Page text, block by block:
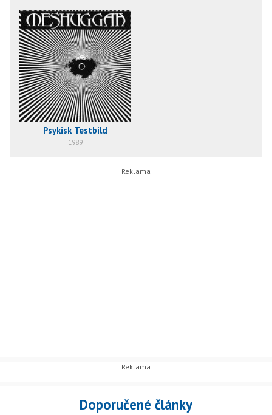
Psykisk Testbild
1989
Doporučené články